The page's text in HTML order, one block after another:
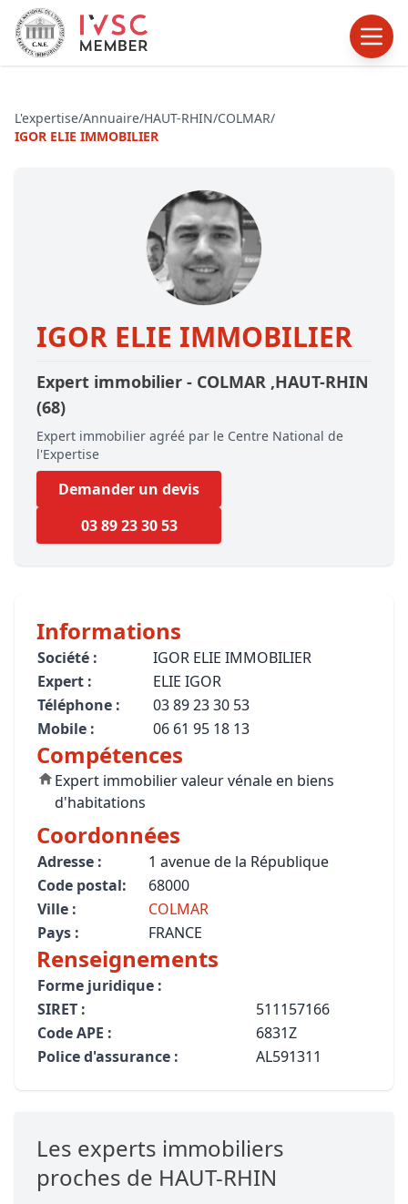
L'expertise/Annuaire/HAUT-RHIN/COLMAR/
IGOR ELIE IMMOBILIER
IGOR ELIE IMMOBILIER
Expert immobilier - COLMAR ,HAUT-RHIN
(68)
Expert immobilier agréé par le Centre National de
l'Expertise
Demander un devis
03 89 23 30 53
Informations
Société :
IGOR ELIE IMMOBILIER
Expert :
ELIE IGOR
Téléphone :
03 89 23 30 53
Mobile :
06 61 95 18 13
Compétences
Expert immobilier valeur vénale en biens
d'habitations
Coordonnées
Adresse :
1 avenue de la République
Code postal:
68000
Ville :
COLMAR
Pays :
FRANCE
Renseignements
Forme juridique :
SIRET :
511157166
Code APE :
6831Z
Police d'assurance :
AL591311
Les experts immobiliers
proches de HAUT-RHIN